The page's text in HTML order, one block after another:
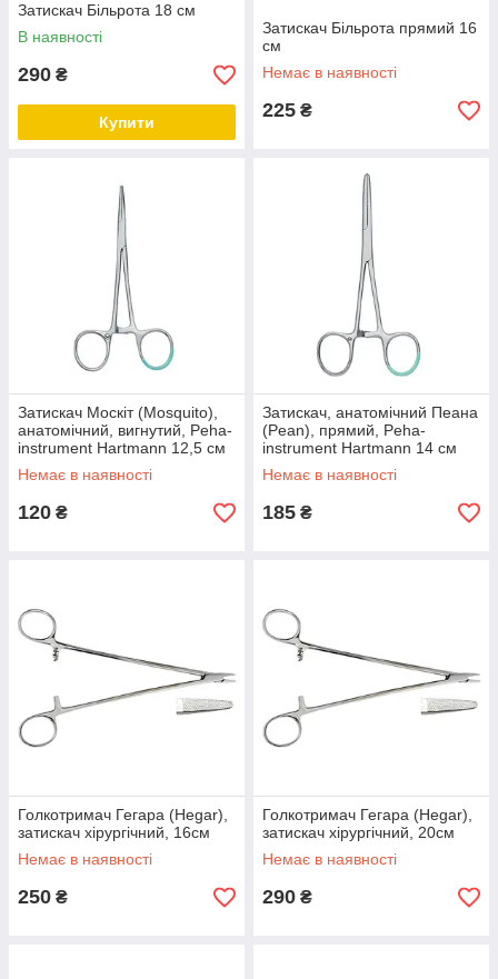
Затискач Більрота 18 см
В наявності
290 ₴
Купити
Затискач Більрота прямий 16
см
Немає в наявності
225 ₴
Затискач Москіт (Mosquito),
анатомічний, вигнутий, Peha-
instrument Hartmann 12,5 см
Немає в наявності
120 ₴
Затискач, анатомічний Пеана
(Pean), прямий, Peha-
instrument Hartmann 14 см
Немає в наявності
185 ₴
Голкотримач Гегара (Hegar),
затискач хірургічний, 16см
Немає в наявності
250 ₴
Голкотримач Гегара (Hegar),
затискач хірургічний, 20см
Немає в наявності
290 ₴